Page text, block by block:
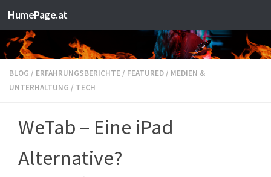
Zum Inhalt springen
HumePage.at
BLOG / ERFAHRUNGSBERICHTE / FEATURED / MEDIEN &
UNTERHALTUNG / TECH
WeTab – Eine iPad
Alternative?